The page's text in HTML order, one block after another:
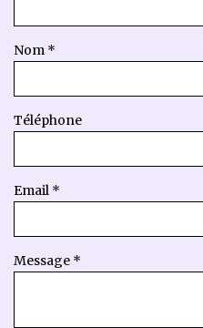
Nom *
Téléphone
Email *
Message *